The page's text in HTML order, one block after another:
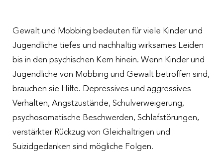
Gewalt und Mobbing bedeuten für viele Kinder und
Jugendliche tiefes und nachhaltig wirksames Leiden
bis in den psychischen Kern hinein. Wenn Kinder und
Jugendliche von Mobbing und Gewalt betroffen sind,
brauchen sie Hilfe. Depressives und aggressives
Verhalten, Angstzustände, Schulverweigerung,
psychosomatische Beschwerden, Schlafstörungen,
verstärkter Rückzug von Gleichaltrigen und
Suizidgedanken sind mögliche Folgen.